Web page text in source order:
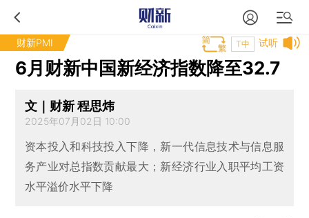
财新PMI 试听
T中
6月财新中国新经济指数降至32.7
文｜财新 程思炜
2025年07月02日 10:00
资本投入和科技投入下降，新一代信息技术与信息服
务产业对总指数贡献最大；新经济行业入职平均工资
水平溢价水平下降